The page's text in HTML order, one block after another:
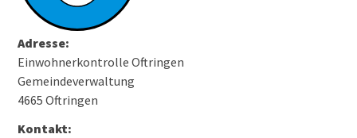
Adresse:
Einwohnerkontrolle Oftringen
Gemeindeverwaltung
4665 Oftringen
Kontakt: